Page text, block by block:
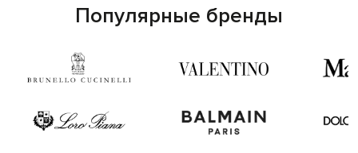
Популярные бренды